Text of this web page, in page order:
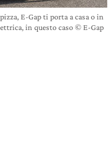
E-Gap ti porta a casa o in
in questo caso © E-Gap